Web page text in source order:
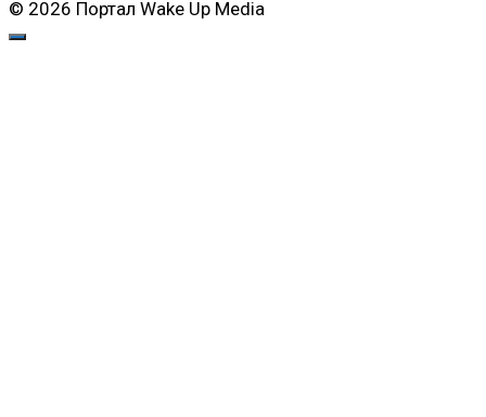
© 2026 Портал Wake Up Media